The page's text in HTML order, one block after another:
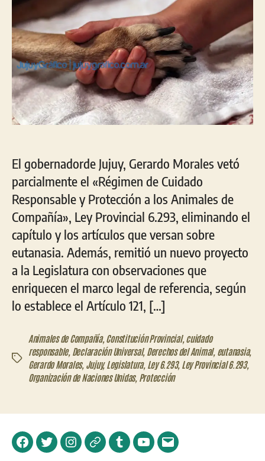
de
la
ley
de
de
El gobernadorde Jujuy, Gerardo Morales vetó
parcialmente el «Régimen de Cuidado
Responsable y Protección a los Animales de
Compañía», Ley Provincial 6.293, eliminando el
capítulo y los artículos que versan sobre
eutanasia. Además, remitió un nuevo proyecto
a la Legislatura con observaciones que
enriquecen el marco legal de referencia, según
lo establece el Artículo 121, […]
Etiquetas
Animales de Compañía, Constitución Provincial, cuidado
responsable, Declaración Universal, Derechos del Animal, eutanasia,
Gerardo Morales, Jujuy,Legislatura, Ley 6.293, Ley Provincial 6.293,
Organización de Naciones Unidas, Protección
FacebookTwitterInstagramTelegramTumblrYouTubeCorreo